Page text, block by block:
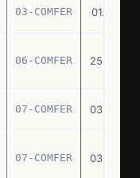
03-COMFER 01.02.77
06-COMFER 25.02.77
07-COMFER 03.03.77
07-COMFER 03.03.77